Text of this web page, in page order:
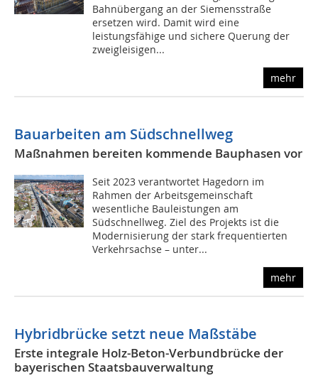
Bahnübergang an der Siemensstraße
ersetzen wird. Damit wird eine
leistungsfähige und sichere Querung der
zweigleisigen...
mehr
Bauarbeiten am Südschnellweg
Maßnahmen bereiten kommende Bauphasen vor
Seit 2023 verantwortet Hagedorn im
Rahmen der Arbeitsgemeinschaft
wesentliche Bauleistungen am
Südschnellweg. Ziel des Projekts ist die
Modernisierung der stark frequentierten
Verkehrsachse – unter...
mehr
Hybridbrücke setzt neue Maßstäbe
Erste integrale Holz-Beton-Verbundbrücke der
bayerischen Staatsbauverwaltung